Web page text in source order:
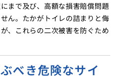
まで及び、高額な損害賠償問題
ん。たかがトイレの詰まりと侮
、これらの二次被害を防ぐため
べき危険なサイ